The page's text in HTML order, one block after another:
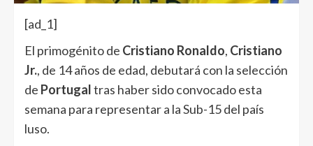
[ad_1]
El primogénito de Cristiano Ronaldo, Cristiano
Jr., de 14 años de edad, debutará con la selección
de Portugaltras haber sido convocado esta
semana para representar a la Sub-15 del país
luso.